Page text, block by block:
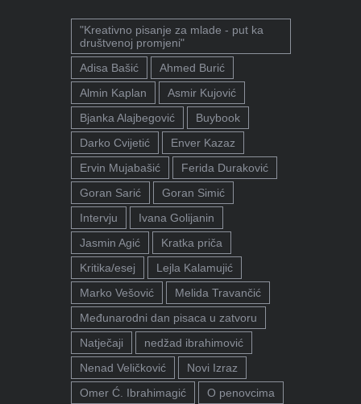
"Kreativno pisanje za mlade - put ka
društvenoj promjeni"
Adisa Bašić
Ahmed Burić
Almin Kaplan
Asmir Kujović
Bjanka Alajbegović
Buybook
Darko Cvijetić
Enver Kazaz
Ervin Mujabašić
Ferida Duraković
Goran Sarić
Goran Simić
Intervju
Ivana Golijanin
Jasmin Agić
Kratka priča
Kritika/esej
Lejla Kalamujić
Marko Vešović
Melida Travančić
Međunarodni dan pisaca u zatvoru
Natječaji
nedžad ibrahimović
Nenad Veličković
Novi Izraz
Omer Ć. Ibrahimagić
O penovcima